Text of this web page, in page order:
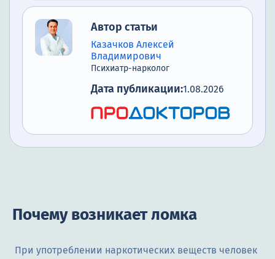
Автор статьи
Казачков Алексей
Владимирович
Психиатр-нарколог
Дата публикации:1.08.2026
Почему возникает ломка
При употреблении наркотических веществ человек